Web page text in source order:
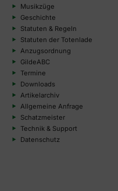
Musikzüge
Geschichte
Statuten & Regeln
Statuten der Totenlade
Anzugsordnung
GildeABC
Termine
Downloads
Artikelarchiv
Allgemeine Anfrage
Schatzmeister
Technik & Support
Datenschutz